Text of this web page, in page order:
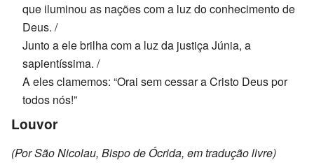
que iluminou as nações com a luz do conhecimento de
Deus. /
Junto a ele brilha com a luz da justiça Júnia, a
sapientíssima. /
A eles clamemos: “Orai sem cessar a Cristo Deus por
todos nós!”
Louvor
(Por São Nicolau, Bispo de Ócrida, em tradução livre)